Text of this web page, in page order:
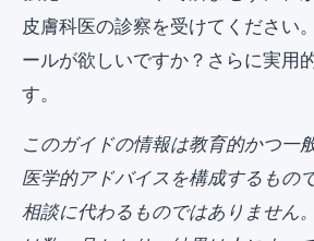
皮膚科医の診察を受けてください
ールが欲しいですか？ さらに実用
す。
このガイドの情報は教育的かつ一
医学的アドバイスを構成するもの
相談に代わるものではありません